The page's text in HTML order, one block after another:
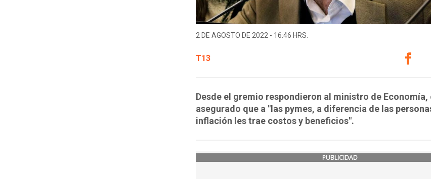
2 DE AGOSTO DE 2022 - 16:46 HRS.
T13
Desde el gremio respondieron al ministro de Economía,
asegurado que a "las pymes, a diferencia de las
inflación les trae costos y beneficios".
PUBLICIDAD